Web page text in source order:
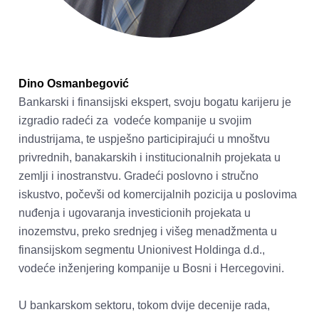
Dino Osmanbegović
Bankarski i finansijski ekspert, svoju bogatu karijeru je
izgradio radeći za  vodeće kompanije u svojim
industrijama, te uspješno participirajući u mnoštvu
privrednih, banakarskih i institucionalnih projekata u
zemlji i inostranstvu. Gradeći poslovno i stručno
iskustvo, počevši od komercijalnih pozicija u poslovima
nuđenja i ugovaranja investicionih projekata u
inozemstvu, preko srednjeg i višeg menadžmenta u
finansijskom segmentu Unionivest Holdinga d.d.,
vodeće inženjering kompanije u Bosni i Hercegovini.
U bankarskom sektoru, tokom dvije decenije rada,